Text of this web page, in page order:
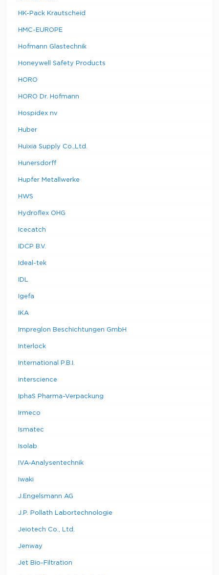
HK-Pack Krautscheid
HMC-EUROPE
Hofmann Glastechnik
Honeywell Safety Products
HORO
HORO Dr. Hofmann
Hospidex nv
Huber
Huixia Supply Co.,Ltd.
Hunersdorff
Hupfer Metallwerke
HWS
Hydroflex OHG
Icecatch
IDCP B.V.
Ideal-tek
IDL
Igefa
IKA
Impreglon Beschichtungen GmbH
Interlock
International P.B.I.
interscience
IphaS Pharma-Verpackung
Irmeco
Ismatec
Isolab
IVA-Analysentechnik
Iwaki
J.Engelsmann AG
J.P. Pollath Labortechnologie
Jeiotech Co., Ltd.
Jenway
Jet Bio-Filtration